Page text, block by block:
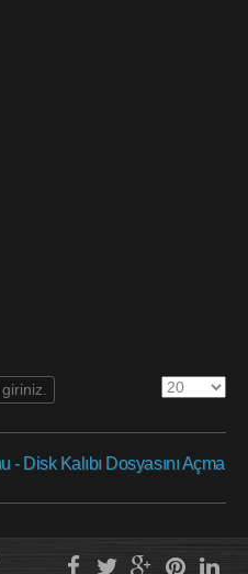
Disk Kalıbı Dosyasını Açma